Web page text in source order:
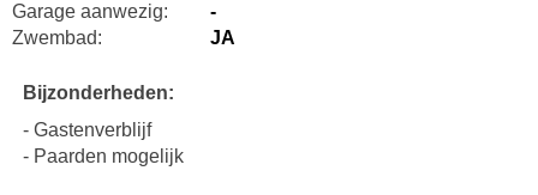
Garage aanwezig:
-
Zwembad:
JA
Bijzonderheden:
- Gastenverblijf
- Paarden mogelijk